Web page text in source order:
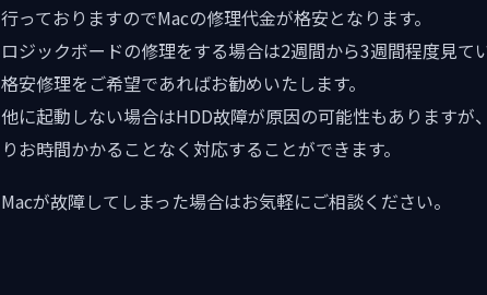
行っておりますのでMacの修理代金が格安となります。
ロジックボードの修理をする場合は2週間から3週間程度見て
格安修理をご希望であればお勧めいたします。
他に起動しない場合はHDD故障が原因の可能性もあります
りお時間かかることなく対応することができます。
Macが故障してしまった場合はお気軽にご相談ください。